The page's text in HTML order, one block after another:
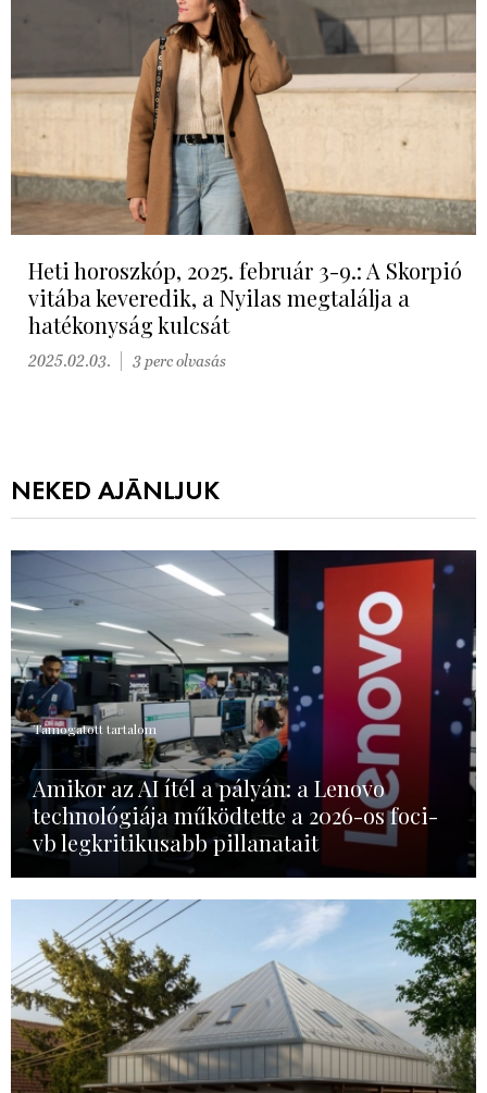
Heti horoszkóp, 2025. február 3-9.: A Skorpió
vitába keveredik, a Nyilas megtalálja a
hatékonyság kulcsát
2025.02.03. 3 perc olvasás
NEKED AJÁNLJUK
Támogatott tartalom
Amikor az AI ítél a pályán: a Lenovo
technológiája működtette a 2026-os foci-
vb legkritikusabb pillanatait